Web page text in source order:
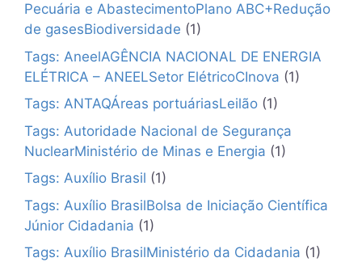
Pecuária e AbastecimentoPlano ABC+Redução
de gasesBiodiversidade (1)
Tags: AneelAGÊNCIA NACIONAL DE ENERGIA
ELÉTRICA – ANEELSetor ElétricoCInova (1)
Tags: ANTAQÁreas portuáriasLeilão (1)
Tags: Autoridade Nacional de Segurança
NuclearMinistério de Minas e Energia (1)
Tags: Auxílio Brasil (1)
Tags: Auxílio BrasilBolsa de Iniciação Científica
Júnior Cidadania (1)
Tags: Auxílio BrasilMinistério da Cidadania (1)